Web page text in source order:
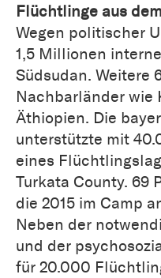
Flüchtlinge aus
Wegen politischer
1,5 Millionen
Südsudan. Weitere
Nachbarländer wie
Äthiopien. Die
unterstützte mit
eines
Turkata County. 69
die 2015 im Camp
Neben der
und der
für 20.000